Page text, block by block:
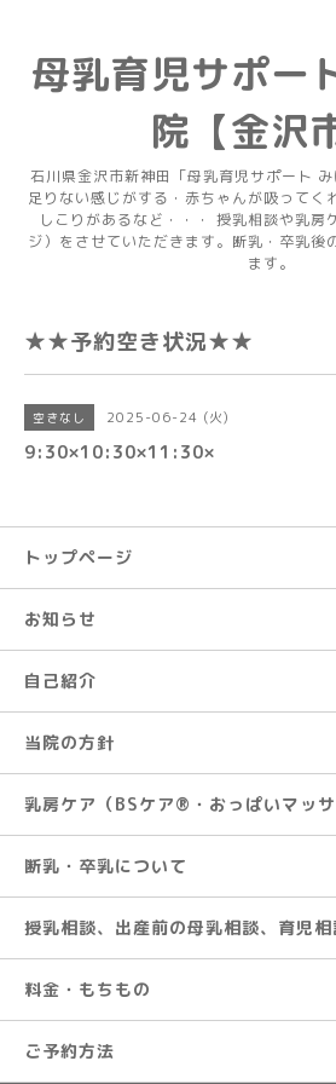
母乳育児サポー
院【金沢
石川県金沢市新神田「母乳育児サポート
足りない感じがする・赤ちゃんが吸ってく
しこりがあるなど・・・ 授乳相談や乳房
ジ）をさせていただきます。断乳・卒乳後
ます。
★★予約空き状況★★
空きなし 2025-06-24 (火)
9:30×10:30×11:30×
トップページ
お知らせ
自己紹介
当院の方針
乳房ケア（BSケア®︎・おっぱいマッサ
断乳・卒乳について
授乳相談、出産前の母乳相談、育児相
料金・もちもの
ご予約方法